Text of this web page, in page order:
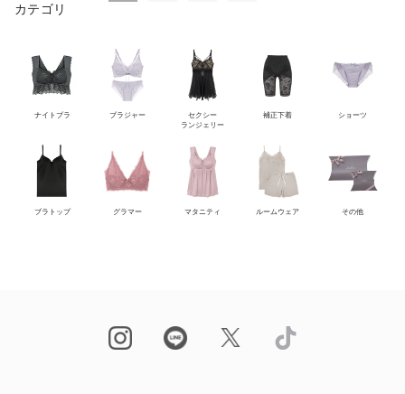
カテゴリ
ナイトブラ ブラジャー
セクシー
ランジェリー
補正下着 ショーツ
ブラトップ グラマー マタニティ ルームウェア その他